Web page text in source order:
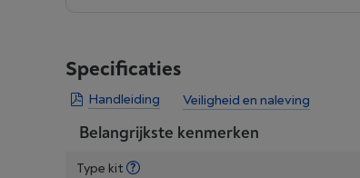
Specificaties
Handleiding Veiligheid en naleving
Belangrijkste kenmerken
Type kit